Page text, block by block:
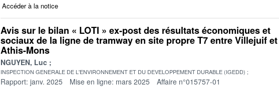
Accéder à la notice
Avis sur le bilan « LOTI » ex-post des résultats économiques et
sociaux de la ligne de tramway en site propre T7 entre Villejuif et
Athis-Mons
NGUYEN, Luc
INSPECTION GENERALE DE L'ENVIRONNEMENT ET DU DEVELOPPEMENT DURABLE (IGEDD)
Rapport: janv. 2025 Mise en ligne: mars 2025 Affaire n°015757-01